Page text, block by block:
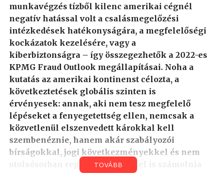
munkavégzés tízből kilenc amerikai cégnél
negatív hatással volt a csalásmegelőzési
intézkedések hatékonyságára, a megfelelőségi
kockázatok kezelésére, vagy a
kiberbiztonságra – így összegezhetők a 2022-es
KPMG Fraud Outlook megállapításai. Noha a
kutatás az amerikai kontinenst célozta, a
következtetések globális szinten is
érvényesek: annak, aki nem tesz megfelelő
lépéseket a fenyegetettség ellen, nemcsak a
közvetlenül elszenvedett károkkal kell
szembenéznie, hanem akár szabályozói
bírságokkal, jogi következményekkel és nem
utolsósorban reputációvesztéssel is számolnia
TOVÁBB